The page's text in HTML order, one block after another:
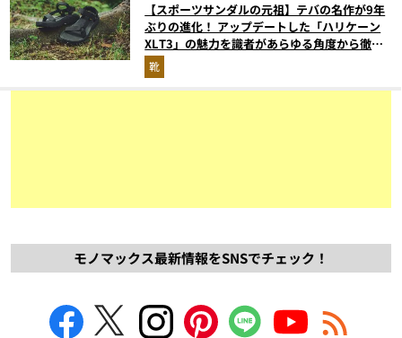
【スポーツサンダルの元祖】テバの名作が9年
ぶりの進化！ アップデートした「ハリケーン
XLT3」の魅力を識者があらゆる角度から徹底
解説！
靴
モノマックス最新情報をSNSでチェック！